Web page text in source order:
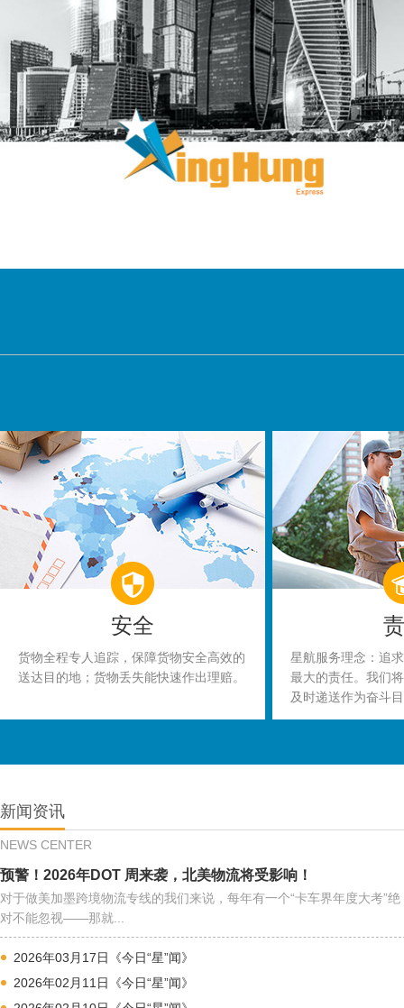
安全
货物全程专人追踪，保障货物安全高效的
送达目的地；货物丢失能快速作出理赔。
星航服务理念：追
最大的责任。我们
及时递送作为奋斗
新闻资讯
NEWS CENTER
预警！2026年DOT 周来袭，北美物流将受影响！
对于做美加墨跨境物流专线的我们来说，每年有一个“卡车界年度大考”绝
对不能忽视——那就...
2026年03月17日《今日“星”闻》
2026年02月11日《今日“星”闻》